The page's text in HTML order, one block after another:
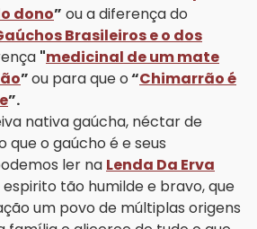
dono” ou a diferença do
Brasileiros e o dos
"medicinal de um mate
”ou para que o“Chimarrão é
”.
nativa gaúcha, néctar de
que o gaúcho é e seus
ler na Lenda Da Erva
espirito tão humilde e bravo, que
um povo de múltiplas origens